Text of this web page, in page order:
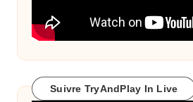
Suivre TryAndPlay In Live